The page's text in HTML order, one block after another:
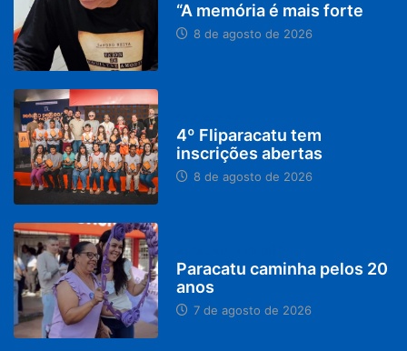
“A memória é mais forte
8 de agosto de 2026
4º Fliparacatu tem
inscrições abertas
8 de agosto de 2026
Paracatu caminha pelos 20
anos
7 de agosto de 2026